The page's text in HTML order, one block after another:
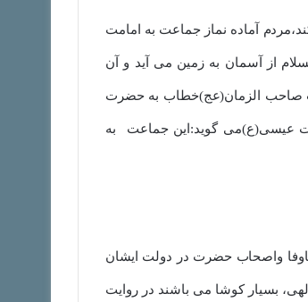
آماده نماز جماعت به امامت
از آسمان به زمین می آید و آن
صاحب الزمان(عج)خطاب به حضرت
عیسی(ع)می گوید:این جماعت به
باوفا واصحاب حضرت در دولت ایشان
بسیار کوشا می باشند در روایت